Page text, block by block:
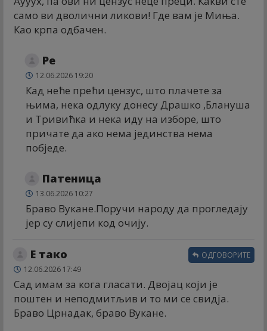
само ви дволични ликови! Где вам је Миња.
Као крпа одбачен.
Ре
12.06.2026 19:20
Кад неће прећи цензус, што плачете за
њима, нека одлуку донесу Драшко ,Блануша
и Тривићка и нека иду на изборе, што
причате да ако нема јединства нема
побједе.
Патеница
13.06.2026 10:27
Браво Вукане.Поручи народу да прогледају
јер су слијепи код очију.
Е тако
12.06.2026 17:49
Сад имам за кога гласати. Двојац који је
поштен и неподмитљив и то ми се свидја.
Браво Црнадак, браво Вукане.
ОДГОВОРИТЕ